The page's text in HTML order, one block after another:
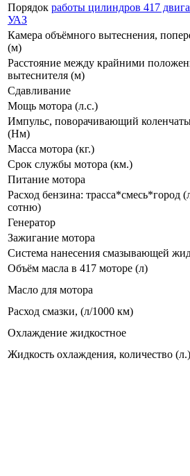
Порядок работы цилиндров 417
УАЗ
Камера объёмного вытеснения,
(м)
Расстояние между крайними
вытеснителя (м)
Сдавливание
Мощь мотора (л.с.)
Импульс, поворачивающий
(Нм)
Масса мотора (кг.)
Срок службы мотора (км.)
Питание мотора
Расход бензина: трасса*смесь*город
сотню)
Генератор
Зажигание мотора
Система нанесения смазывающей
Объём масла в 417 моторе (л)
Масло для мотора
Расход смазки, (л/1000 км)
Охлаждение жидкостное
Жидкость охлаждения, количество (л.)